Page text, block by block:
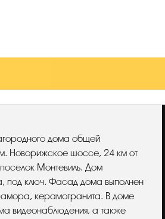
дома общей
Новорижское шоссе, 24 км от
Монтевиль. Дом
под ключ. Фасад дома выполнен
керамогранита. В доме
видеонаблюдения, а также